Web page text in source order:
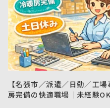
【名張市／派遣／日勤／工
房完備の快適職場｜未経験